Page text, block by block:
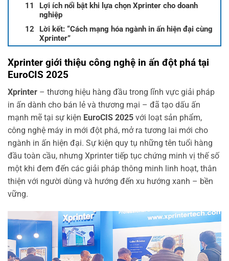
Lợi ích nổi bật khi lựa chọn Xprinter cho doanh
nghiệp
Lời kết: “Cách mạng hóa ngành in ấn hiện đại cùng
Xprinter”
Xprinter giới thiệu công nghệ in ấn đột phá tại
EuroCIS 2025
Xprinter – thương hiệu hàng đầu trong lĩnh vực giải pháp
in ấn dành cho bán lẻ và thương mại – đã tạo dấu ấn
mạnh mẽ tại sự kiện EuroCIS 2025 với loạt sản phẩm,
công nghệ máy in mới đột phá, mở ra tương lai mới cho
ngành in ấn hiện đại. Sự kiện quy tụ những tên tuổi hàng
đầu toàn cầu, nhưng Xprinter tiếp tục chứng minh vị thế số
một khi đem đến các giải pháp thông minh linh hoạt, thân
thiện với người dùng và hướng đến xu hướng xanh – bền
vững.